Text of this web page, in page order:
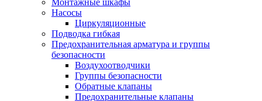
Монтажные шкафы
Насосы
Циркуляционные
Подводка гибкая
Предохранительная арматура и группы
безопасности
Воздухоотводчики
Группы безопасности
Обратные клапаны
Предохранительные клапаны